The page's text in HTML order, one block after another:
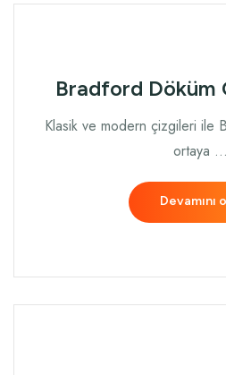
Bradford Döküm
Klasik ve modern çizgileri ile
ortaya …
Devamını